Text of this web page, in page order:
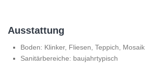
Ausstattung
Boden: Klinker, Fliesen, Teppich, Mosaik
Sanitärbereiche: baujahrtypisch